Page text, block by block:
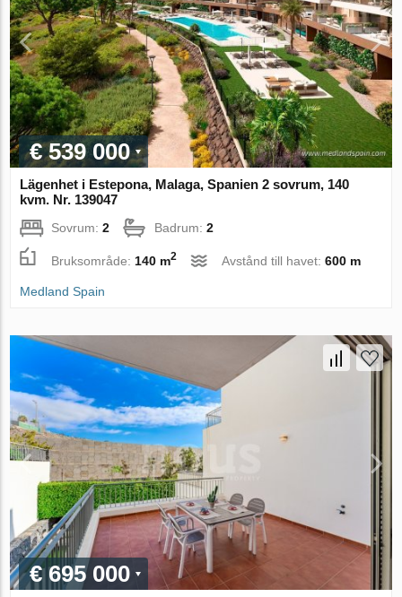
€ 539 000
Lägenhet i Estepona, Malaga, Spanien 2 sovrum, 140
kvm. Nr. 139047
Sovrum:2 Badrum:2
Bruksområde: 140 m2 Avstånd till havet:600 m
Medland Spain
€ 695 000